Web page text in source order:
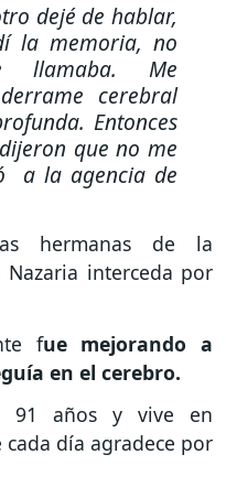
dejé de hablar,
la memoria, no
llamaba. Me
cerebral
Entonces
que no me
a la agencia de
hermanas de la
interceda por
fue mejorando a
en el cerebro.
91 años y vive en
día agradece por